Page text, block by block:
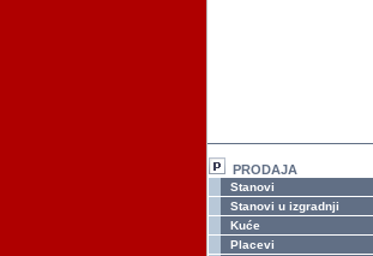
PRODAJA
Stanovi
Stanovi u izgradnji
Kuće
Placevi